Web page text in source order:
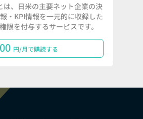
は、日米の主要ネット企業の決
・KPI情報を一元的に収録した
限を付与するサービスです。
円/月で購読する